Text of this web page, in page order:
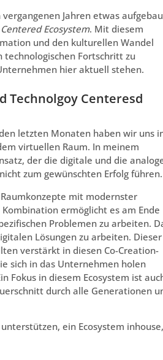
Jahren etwas
Ecosystem. Mit diesem
und den kulturellen Wandel
Fortschritt zu
hier aktuell stehen.
Technolgoy Centeresd
letzten Monaten haben wir uns
virtuellen Raum. In meinem
der die digitale und die
zum gewünschten Erfolg führen.
mit modernster
ermöglicht es am Ende
Problemen zu arbeiten.
Lösungen zu arbeiten. Dieser
verstärkt in diesen Co-Creation-
sich in das Unternehmen holen
Fokus in diesem Ecosystem ist
durch alle Generationen
ein Ecosystem inhouse,